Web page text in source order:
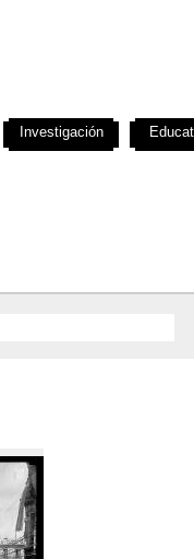
Investigación